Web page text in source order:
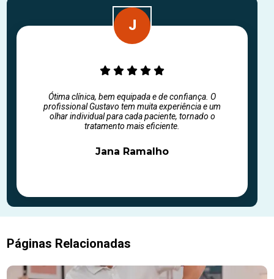
Ótima clínica, bem equipada e de confiança. O
profissional Gustavo tem muita experiência e um
olhar individual para cada paciente, tornado o
tratamento mais eficiente.
Jana Ramalho
Páginas Relacionadas